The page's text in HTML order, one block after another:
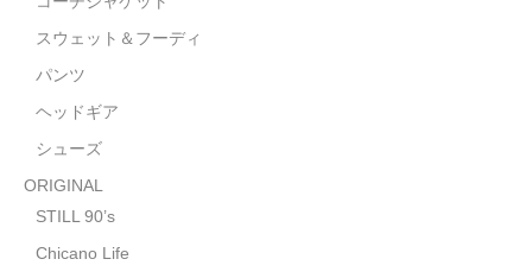
ハニーカムトライプ
天ぷらまめすけ
C D / D V D
全商品（CD/DVD）
DJ SANTANA
スウェット＆フーディ
パンツ
ヘッドギア
シューズ
ORIGINAL
STILL 90’s
Chicano Life